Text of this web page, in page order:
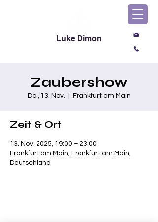
Luke Dimon
Zaubershow
Do., 13. Nov. Frankfurt am Main
Zeit & Ort
13. Nov. 2025, 19:00 – 23:00
Frankfurt am Main, Frankfurt am Main,
Deutschland